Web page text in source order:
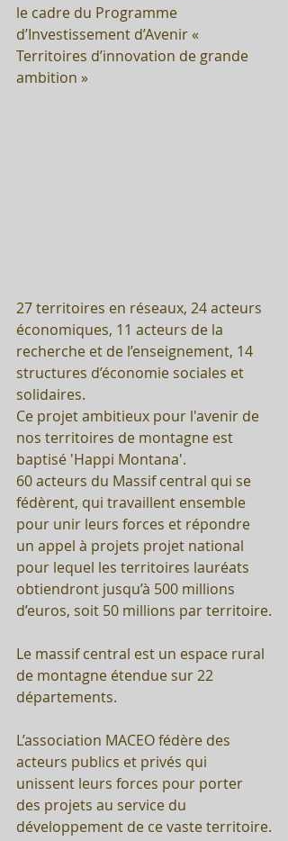
le cadre du Programme
d’Investissement d’Avenir «
Territoires d’innovation de grande
ambition »
27 territoires en réseaux, 24 acteurs
économiques, 11 acteurs de la
recherche et de l’enseignement, 14
structures d’économie sociales et
solidaires.
Ce projet ambitieux pour l'avenir de
nos territoires de montagne est
baptisé 'Happi Montana'.
60 acteurs du Massif central qui se
fédèrent, qui travaillent ensemble
pour unir leurs forces et répondre
un appel à projets projet national
pour lequel les territoires lauréats
obtiendront jusqu’à 500 millions
d’euros, soit 50 millions par territoire.
Le massif central est un espace rural
de montagne étendue sur 22
départements.
L’association MACEO fédère des
acteurs publics et privés qui
unissent leurs forces pour porter
des projets au service du
développement de ce vaste territoire.